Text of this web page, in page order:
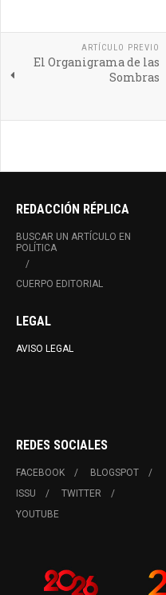
ARTÍCULO PREVIO
El Organigrama de las
Sombras
REDACCIÓN RÉPLICA
BUSCAR UN ARTÍCULO EN
POLÍTICA
CUERPO EDITORIAL
LEGAL
AVISO LEGAL
REDES SOCIALES
FACEBOOK
BLOGSPOT
ISSU
TWITTER
YOUTUBE